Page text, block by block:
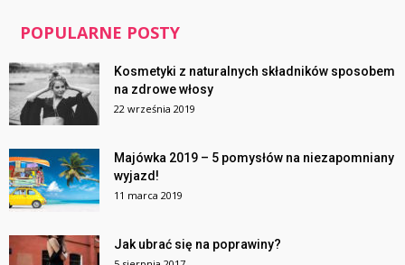
POPULARNE POSTY
Kosmetyki z naturalnych składników sposobem
na zdrowe włosy
22 września 2019
Majówka 2019 – 5 pomysłów na niezapomniany
wyjazd!
11 marca 2019
Jak ubrać się na poprawiny?